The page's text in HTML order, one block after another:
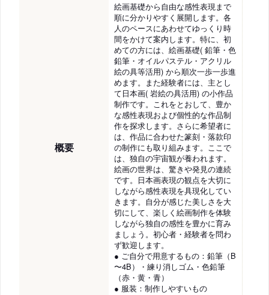
概要
絵画基礎から自由な感性表現まで
順に分かりやすく展開します。各
人のペースにあわせてゆっくり時
間をかけて案内します。特に、初
めての方には、絵画基礎( 鉛筆・色
鉛筆・オイルパステル・アクリル
絵の具等活用) から順次一歩一歩進
めます。また経験者には、主とし
て日本画( 岩絵の具活用) の小作品
制作です。これをとおして、豊か
な感性表現および個性的な作品制
作を探求します。さらに希望者に
は、作品に合わせた篆刻・落款印
の制作にも取り組みます。ここで
は、独自の宇宙観が養われます。
絵画の世界は、驚きや発見の連続
です。日本画表現の観点を大切に
しながら感性表現を具現化してい
きます。自分が感じた美しさを大
切にして、楽しく絵画制作を体験
しながら独自の感性を豊かに育み
ましょう。初心者・経験者を問わ
ず歓迎します。
● ご自分で用意するもの：鉛筆（B
〜4B）・練り消しゴム・色鉛筆
（赤・黄・青）
● 服装：制作しやすいもの